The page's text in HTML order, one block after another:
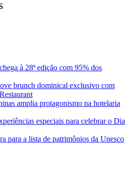
à 28ª edição com 95% dos
brunch dominical exclusivo com
amplia protagonismo na hotelaria
especiais para celebrar o Dia
para a lista de patrimônios da Unesco